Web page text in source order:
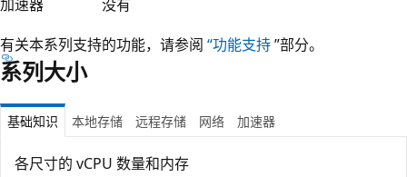
加速器
没有
有关本系列支持的功能，请参阅 “功能支持”部分。
系列大小
基础知识 本地存储 远程存储 网络 加速器
各尺寸的 vCPU 数量和内存